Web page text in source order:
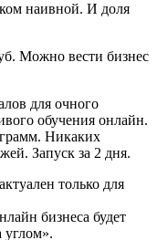
наивной. И доля
Можно вести бизнес
для очного
обучения онлайн.
Никаких
Запуск за 2 дня.
только для
бизнеса будет
углом».